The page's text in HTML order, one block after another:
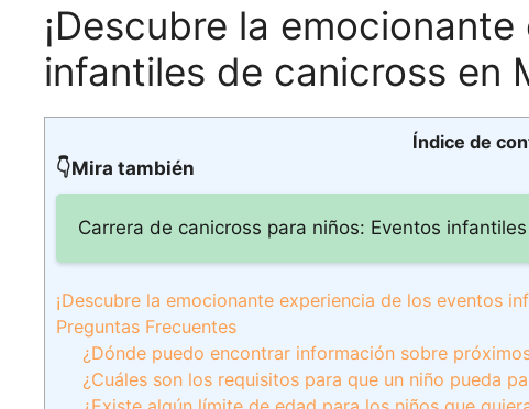
¡Descubre la
infantiles de canicross en
Índice de
👇Mira también
Carrera de canicross para niños: Eventos
¡Descubre la emocionante experiencia de los eventos
Preguntas Frecuentes
¿Dónde puedo encontrar información sobre
¿Cuáles son los requisitos para que un niño pueda